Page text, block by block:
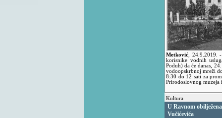
Metković 24.9.2019.
korisnike vodnih
Poduh) da će danas,
vodoopskrbnoj mreži
8:30 do 12 sati za
Prirodoslovnog muzeja
Kultura
U Ravnom
Vučićevića